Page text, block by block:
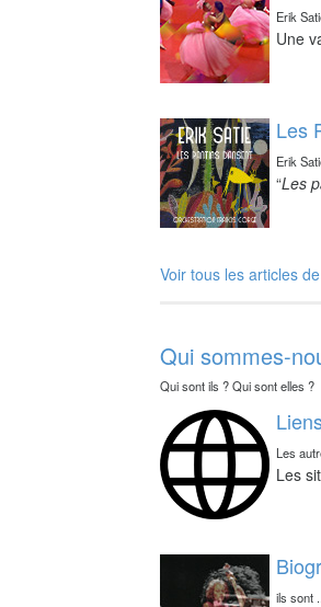
Erik
Une
Les
Erik
“Les
Voir tous les articles
Qui sommes-
Qui sont ils ? Qui sont elles ?
Les
Les
ils sont